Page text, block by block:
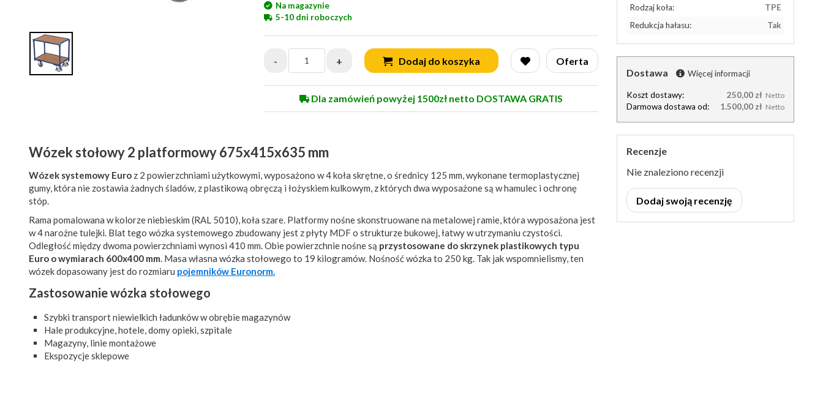
Na magazynie
5-10 dni roboczych
- + Dodaj do koszyka Oferta
Dla zamówień powyżej 1500zł netto DOSTAWA GRATIS
Wózek stołowy 2 platformowy 675x415x635 mm
Wózek systemowy Euro z 2 powierzchniami użytkowymi, wyposażono w 4 koła skrętne, o średnicy 125 mm, wykonane termoplastycznej
gumy, która nie zostawia żadnych śladów, z plastikową obręczą i łożyskiem kulkowym, z których dwa wyposażone są w hamulec i ochronę
stóp.
Rama pomalowana w kolorze niebieskim (RAL 5010), koła szare. Platformy nośne skonstruowane na metalowej ramie, która wyposażona jest
w 4 narożne tulejki. Blat tego wózka systemowego zbudowany jest z płyty MDF o strukturze bukowej, łatwy w utrzymaniu czystości.
Odległość między dwoma powierzchniami wynosi 410 mm. Obie powierzchnie nośne są przystosowane do skrzynek plastikowych typu
Euro o wymiarach 600x400 mm. Masa własna wózka stołowego to 19 kilogramów. Nośność wózka to 250 kg. Tak jak wspomnielismy, ten
wózek dopasowany jest do rozmiaru pojemników Euronorm.
Zastosowanie wózka stołowego
Szybki transport niewielkich ładunków w obrębie magazynów
Hale produkcyjne, hotele, domy opieki, szpitale
Magazyny, linie montażowe
Ekspozycje sklepowe
Rodzaj koła:
TPE
Redukcja hałasu:
Tak
Dostawa Więcej informacji
Koszt dostawy: 250,00 zł Netto
Darmowa dostawa od: 1.500,00 zł Netto
Recenzje
Nie znaleziono recenzji
Dodaj swoją recenzję